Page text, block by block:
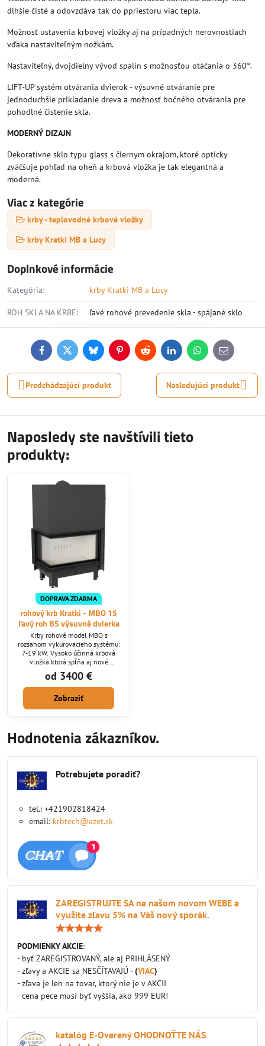
dlhšie čisté a odovzdáva tak do ppriestoru viac tepla.
Možnosť ustavenia krbovej vložky aj na prípadných nerovnostiach
vďaka nastaviteľným nožkám.
Nastaviteľný, dvojdielny vývod spalín s možnosťou otáčania o 360°.
LIFT-UP systém otvárania dvierok - výsuvné otváranie pre
jednoduchšie prikladanie dreva a možnosť bočného otvárania pre
pohodlné čistenie skla.
MODERNÝ DIZAJN
Dekoratívne sklo typu glass s čiernym okrajom, ktoré opticky
zväčšuje pohľad na oheň a krbová vložka je tak elegantná a
moderná.
Viac z kategórie
krby - teplovodné krbové vložky
krby Kratki MB a Lucy
Doplnkové informácie
Kategória: krby Kratki MB a Lucy
ROH SKLA NA KRBE: ľavé rohové prevedenie skla - spájané sklo
FacebookTwitterBlueskyPinterestReddit LinkedInWhatsApp
E-
mail
Predchádzajúci produkt Nasledujúci produkt
Naposledy ste navštívili tieto
produkty:
DOPRAVA ZDARMA
rohový krb Kratki - MBO 15
ľavý roh BS výsuvné dvierka
Krby rohové model MBO s
rozsahom vykurovacieho systému:
7-19 kW. Vysoko účinná krbová
vložka ktorá spĺňa aj nové
ekologické normy ktoré v SR platia
od roku 2022. Výnimočný dôraz na
detail, vynikajúce technické
parametre a precíznosť spracovania
vložiek MB.
od 3400 €
Zobraziť
Hodnotenia zákazníkov.
Potrebujete poradiť?
tel.: +421902818424
email: krbtech@azet.sk
ZAREGISTRUJTE SA na našom novom WEBE a
využite zľavu 5% na Váš nový sporák.
PODMIENKY AKCIE:
- byť ZAREGISTROVANÝ, ale aj PRIHLÁSENÝ
- zľavy a AKCIE sa NESČÍTAVAJÚ -(VIAC)
- zľava je len na tovar, ktorý nie je v AKCII
- cena pece musí byť vyššia, ako 999 EUR!
katalóg E-Overený OHODNOŤTE NÁS